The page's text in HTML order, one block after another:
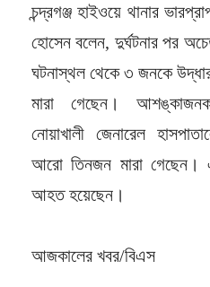
চন্দ্রগঞ্জ হাইওয়ে থানার
হোসেন বলেন, দুর্ঘটনার পর
ঘটনাস্থল থেকে ৩ জনকে
মারা গেছেন।
নোয়াখালী জেনারেল
আরো তিনজন মারা
আহত হয়েছেন।
আজকালের খবর/বিএস